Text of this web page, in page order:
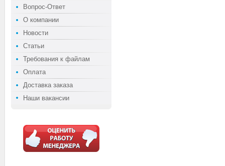
Вопрос-Ответ
О компании
Новости
Статьи
Требования к файлам
Оплата
Доставка заказа
Наши вакансии